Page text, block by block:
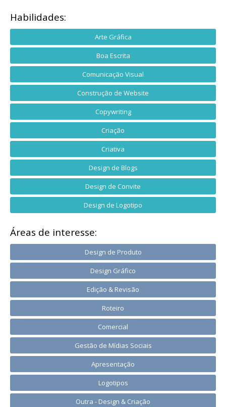
Habilidades:
Arte Gráfica
Boa Escrita
Comunicação Visual
Construção de Website
Copywriting
Criação
Criativa
Design de Blogs
Design de Convite
Design de Logotipo
Áreas de interesse:
Design de Produto
Design Gráfico
Edição & Revisão
Roteiro
Comercial
Gestão de Mídias Sociais
Apresentação
Logotipos
Outra - Design & Criação